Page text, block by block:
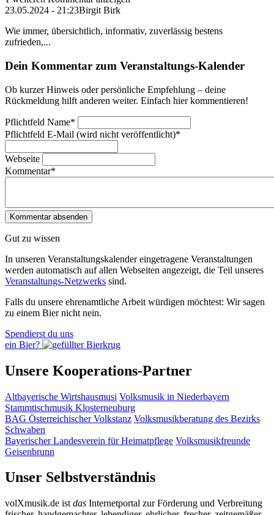
23.05.2024 - 21:23Birgit Birk
Wie immer, übersichtlich, informativ, zuverlässig bestens
zufrieden,...
Dein Kommentar zum Veranstaltungs-Kalender
Ob kurzer Hinweis oder persönliche Empfehlung – deine
Rückmeldung hilft anderen weiter. Einfach hier kommentieren!
Pflichtfeld Name*
Pflichtfeld E-Mail (wird nicht veröffentlicht)*
Webseite
Kommentar*
Gut zu wissen
In unseren Veranstaltungskalender eingetragene Veranstaltungen
werden automatisch auf allen Webseiten angezeigt, die Teil unseres
Veranstaltungs-Netzwerks sind.
Falls du unsere ehrenamtliche Arbeit würdigen möchtest: Wir sagen
zu einem Bier nicht nein.
Spendierst du uns
ein Bier?
Unsere Kooperations-Partner
Altbayerische Wirtshausmusi Volksmusik in Niederbayern
Stammtischmusik Klosterneuburg
BAG Österreichischer Volkstanz Volksmusikberatung des Bezirks
Schwaben
Bayerischer Landesverein für Heimatpflege Volksmusikfreunde
Geisenbrunn
Unser Selbstverständnis
volXmusik.de ist das Internetportal zur Förderung und Verbreitung